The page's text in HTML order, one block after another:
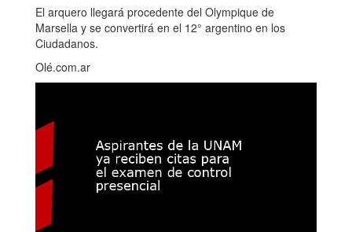
El arquero llegará procedente del Olympique de
Marsella y se convertirá en el 12° argentino en los
Ciudadanos.
Olé.com.ar